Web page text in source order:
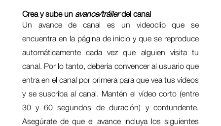
Crea y sube un avance/tráilerdel canal
Un avance de canal es un videoclip que se
encuentra en la página de inicio y que se reproduce
automáticamente cada vez que alguien visita tu
canal. Por lo tanto, debería convencer al usuario que
entra en el canal por primera para que vea tus vídeos
y se suscriba al canal. Mantén el vídeo corto (entre
30 y 60 segundos de duración) y contundente.
Asegúrate de que el avance incluya los siguientes